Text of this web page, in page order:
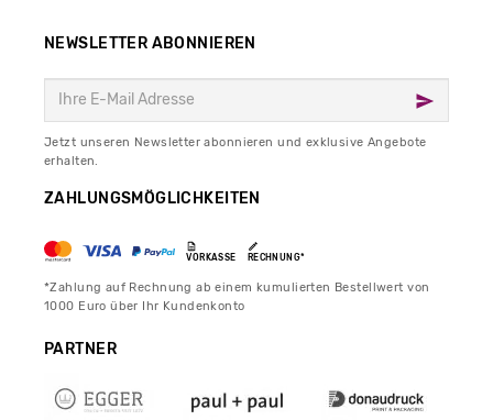
NEWSLETTER ABONNIEREN
Jetzt unseren Newsletter abonnieren und exklusive Angebote
erhalten.
ZAHLUNGSMÖGLICHKEITEN
VORKASSE RECHNUNG*
*Zahlung auf Rechnung ab einem kumulierten Bestellwert von
1000 Euro über Ihr Kundenkonto
PARTNER